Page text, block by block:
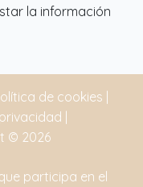
la información
de cookies |
|
© 2026
participa en el